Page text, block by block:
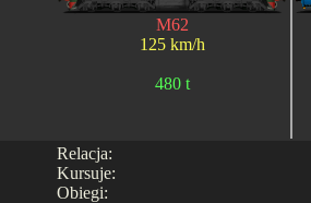
M62
125 km/h
480 t
Relacja:
Kursuje:
Obiegi: